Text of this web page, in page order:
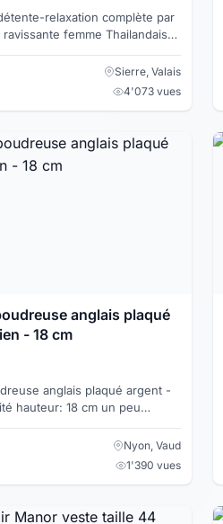
relaxation complète par
femme Thailandaise
Sierre, Valais
4'073 vues
anglais plaqué
- 18 cm
anglais plaqué argent -
hauteur: 18 cm un peu
Nyon, Vaud
1'390 vues